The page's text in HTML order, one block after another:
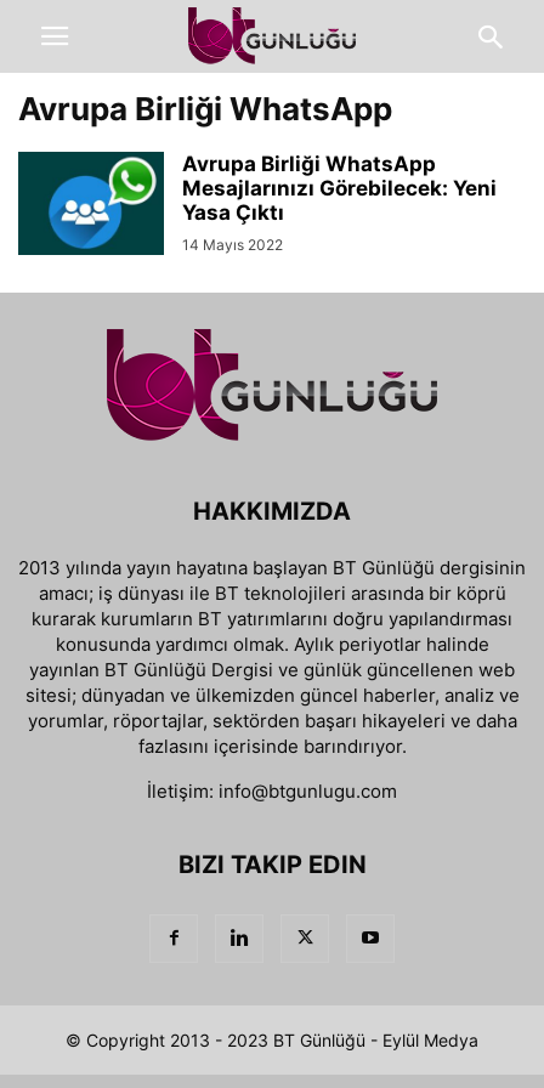
Avrupa Birliği WhatsApp
Avrupa Birliği WhatsApp
Mesajlarınızı Görebilecek: Yeni
Yasa Çıktı
14 Mayıs 2022
HAKKIMIZDA
2013 yılında yayın hayatına başlayan BT Günlüğü dergisinin
amacı; iş dünyası ile BT teknolojileri arasında bir köprü
kurarak kurumların BT yatırımlarını doğru yapılandırması
konusunda yardımcı olmak. Aylık periyotlar halinde
yayınlan BT Günlüğü Dergisi ve günlük güncellenen web
sitesi; dünyadan ve ülkemizden güncel haberler, analiz ve
yorumlar, röportajlar, sektörden başarı hikayeleri ve daha
fazlasını içerisinde barındırıyor.
İletişim: info@btgunlugu.com
BIZI TAKIP EDIN
© Copyright 2013 - 2023 BT Günlüğü - Eylül Medya